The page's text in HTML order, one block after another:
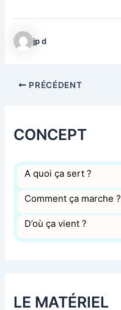
CONCEPT
A quoi ça sert ?
Comment ça marche ?
D’où ça vient ?
LE MATÉRIEL
jp d
PRÉCÉDENT